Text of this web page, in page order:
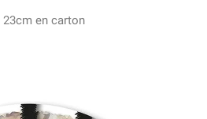
en carton